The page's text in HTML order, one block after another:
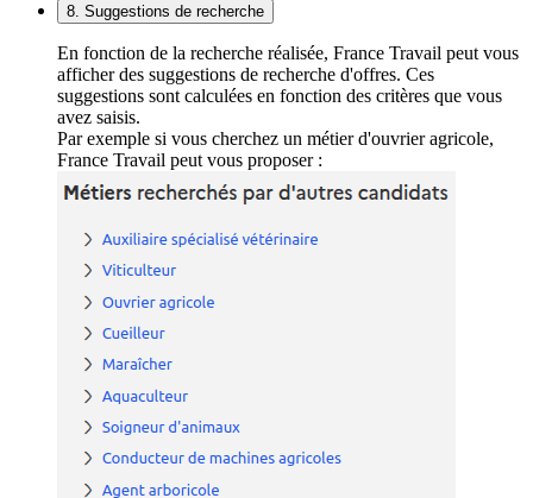
8. Suggestions de recherche
En fonction de la recherche réalisée, France Travail peut vous
afficher des suggestions de recherche d'offres. Ces
suggestions sont calculées en fonction des critères que vous
avez saisis.
Par exemple si vous cherchez un métier d'ouvrier agricole,
France Travail peut vous proposer :